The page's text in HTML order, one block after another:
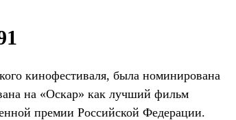
кинофестиваля, была номинирована
на «Оскар» как лучший фильм
премии Российской Федерации.